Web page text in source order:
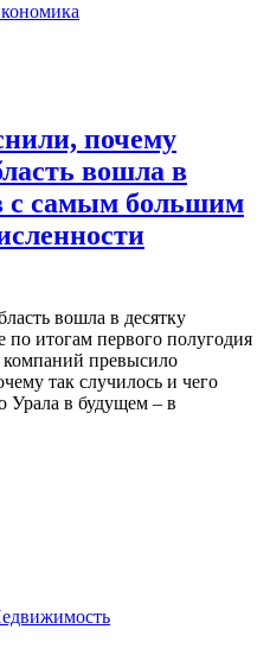
почему
вошла в
с самым большим
вошла в десятку
по итогам первого полугодия
превысило
так случилось и чего
Урала в будущем – в